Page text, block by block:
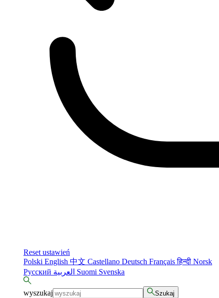
Reset ustawień
Polski English 中文 Castellano Deutsch Françaisहिन्दी Norsk
Русский
Suomi Svenska
wyszukaj Szukaj